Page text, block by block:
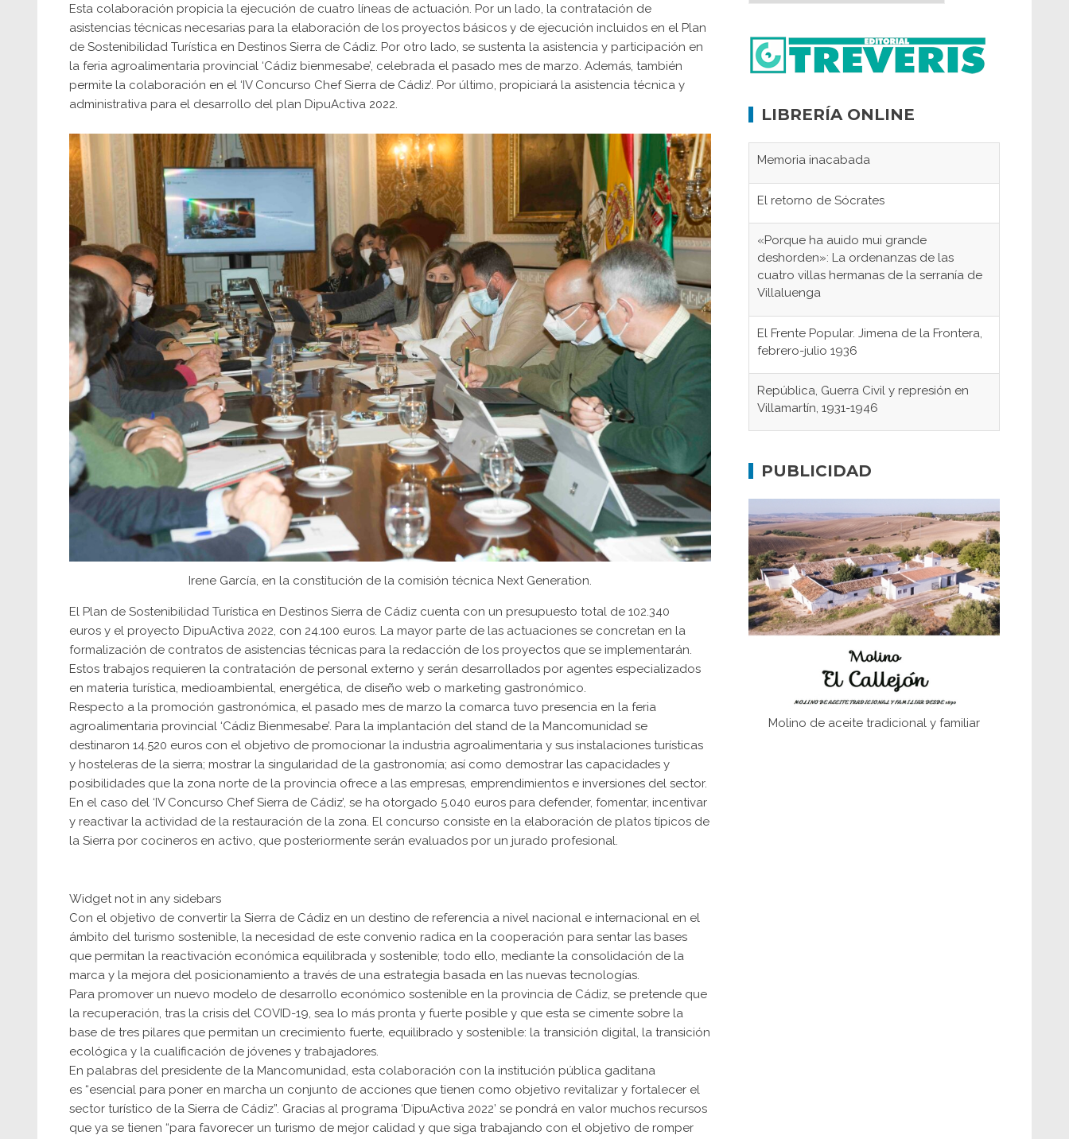
Esta colaboración propicia la ejecución de cuatro líneas de actuación. Por un lado, la contratación de
asistencias técnicas necesarias para la elaboración de los proyectos básicos y de ejecución incluidos en el Plan
de Sostenibilidad Turística en Destinos Sierra de Cádiz. Por otro lado, se sustenta la asistencia y participación en
la feria agroalimentaria provincial ‘Cádiz bienmesabe’, celebrada el pasado mes de marzo. Además, también
permite la colaboración en el ‘IV Concurso Chef Sierra de Cádiz’. Por último, propiciará la asistencia técnica y
administrativa para el desarrollo del plan DipuActiva 2022.
Irene García, en la constitución de la comisión técnica Next Generation.
El Plan de Sostenibilidad Turística en Destinos Sierra de Cádiz cuenta con un presupuesto total de 102.340
euros y el proyecto DipuActiva 2022, con 24.100 euros. La mayor parte de las actuaciones se concretan en la
formalización de contratos de asistencias técnicas para la redacción de los proyectos que se implementarán.
Estos trabajos requieren la contratación de personal externo y serán desarrollados por agentes especializados
en materia turística, medioambiental, energética, de diseño web o marketing gastronómico.
Respecto a la promoción gastronómica, el pasado mes de marzo la comarca tuvo presencia en la feria
agroalimentaria provincial ‘Cádiz Bienmesabe’. Para la implantación del stand de la Mancomunidad se
destinaron 14.520 euros con el objetivo de promocionar la industria agroalimentaria y sus instalaciones turísticas
y hosteleras de la sierra; mostrar la singularidad de la gastronomía; así como demostrar las capacidades y
posibilidades que la zona norte de la provincia ofrece a las empresas, emprendimientos e inversiones del sector.
En el caso del ‘IV Concurso Chef Sierra de Cádiz’, se ha otorgado 5.040 euros para defender, fomentar, incentivar
y reactivar la actividad de la restauración de la zona. El concurso consiste en la elaboración de platos típicos de
la Sierra por cocineros en activo, que posteriormente serán evaluados por un jurado profesional.
Widget not in any sidebars
Con el objetivo de convertir la Sierra de Cádiz en un destino de referencia a nivel nacional e internacional en el
ámbito del turismo sostenible, la necesidad de este convenio radica en la cooperación para sentar las bases
que permitan la reactivación económica equilibrada y sostenible; todo ello, mediante la consolidación de la
marca y la mejora del posicionamiento a través de una estrategia basada en las nuevas tecnologías.
Para promover un nuevo modelo de desarrollo económico sostenible en la provincia de Cádiz, se pretende que
la recuperación, tras la crisis del COVID-19, sea lo más pronta y fuerte posible y que esta se cimente sobre la
base de tres pilares que permitan un crecimiento fuerte, equilibrado y sostenible: la transición digital, la transición
ecológica y la cualificación de jóvenes y trabajadores.
En palabras del presidente de la Mancomunidad, esta colaboración con la institución pública gaditana
es “esencial para poner en marcha un conjunto de acciones que tienen como objetivo revitalizar y fortalecer el
sector turístico de la Sierra de Cádiz”. Gracias al programa ‘DipuActiva 2022’ se pondrá en valor muchos recursos
que ya se tienen “para favorecer un turismo de mejor calidad y que siga trabajando con el objetivo de romper
LIBRERÍA ONLINE
Memoria inacabada
El retorno de Sócrates
«Porque ha auido mui grande
deshorden»: La ordenanzas de las
cuatro villas hermanas de la serranía de
Villaluenga
El Frente Popular. Jimena de la Frontera,
febrero-julio 1936
República, Guerra Civil y represión en
Villamartín, 1931-1946
concentración nazis
fundaciones de Bornos
El Frente Popular. Ubrique, febrero-julio
1936
Juntar las letras. La alfabetización en el
campo: del afán de saber a la
Historia y vivencias del poblado de Los
PUBLICIDAD
Molino de aceite tradicional y familiar